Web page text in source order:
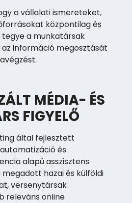
a vállalati ismereteket,
központilag és
a munkatársak
információ megosztását
MÉDIA- ÉS
FIGYELŐ
által fejlesztett
és
alapú asszisztens
hazai és külföldi
versenytársak
releváns online